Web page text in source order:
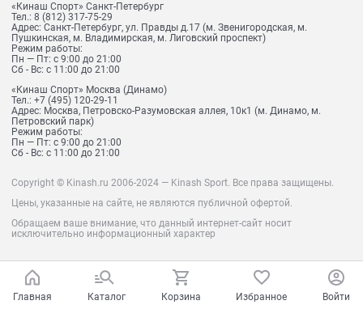
«Кинаш Спорт» Санкт-Петербург
Тел.: 8 (812) 317-75-29
Адрес: Санкт-Петербург, ул. Правды д.17 (м. Звенигородская, м.
Пушкинская, м. Владимирская, м. Лиговский проспект)
Режим работы:
Пн — Пт: с 9:00 до 21:00
Сб - Вс: с 11:00 до 21:00
«Кинаш Спорт» Москва (Динамо)
Тел.: +7 (495) 120-29-11
Адрес: Москва, Петровско-Разумовская аллея, 10к1 (м. Динамо, м.
Петровский парк)
Режим работы:
Пн — Пт: с 9:00 до 21:00
Сб - Вс: с 11:00 до 21:00
Copyright © Kinash.ru 2006-2024 — Kinash Sport. Все права защищены.
Цены, указанные на сайте, не являются публичной офертой.
Обращаем ваше внимание, что данный интернет-сайт носит
исключительно информационный характер
Главная Каталог Корзина Избранное Войти